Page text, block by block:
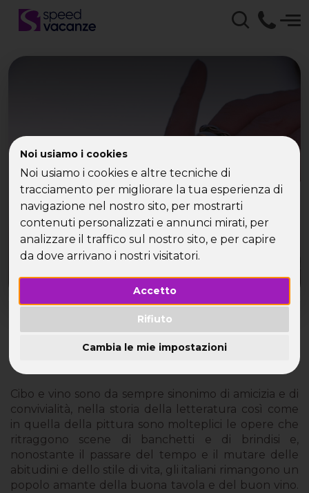
Noi usiamo i cookies
Noi usiamo i cookies e altre tecniche di
tracciamento per migliorare la tua esperienza di
navigazione nel nostro sito, per mostrarti
contenuti personalizzati e annunci mirati, per
analizzare il traffico sul nostro sito, e per capire
da dove arrivano i nostri visitatori.
Accetto
Rifiuto
Cambia le mie impostazioni
In vacanza con Bacco
Dolce per lei, robusto per lui: ecco il vino
preferito dai single
Cibo e vino sono da sempre sinonimo di amicizia e di
convivialità, nella storia della letteratura così come
in quella della pittura sono molteplici le opere che
ritraggono scene di banchetti e di brindisi e,
nonostante il passare del tempo e il mutare delle
abitudini e dello stile di vita, gli italiani rimangono un
popolo amante della buona tavola e del buon vino.